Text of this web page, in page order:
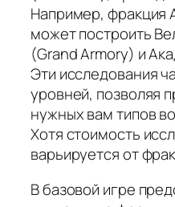
Например, фракция
может построить
(Grand Armory) и
Эти исследования
уровней, позволяя
нужных вам типов
Хотя стоимость
варьируется от
В базовой игре